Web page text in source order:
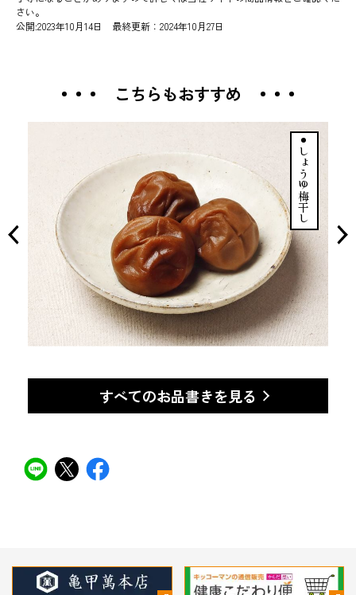
さい。
公開:2023年10月14日 最終更新：2024年10月27日
こちらもおすすめ
しょうゆ梅干し
すべてのお品書きを見る